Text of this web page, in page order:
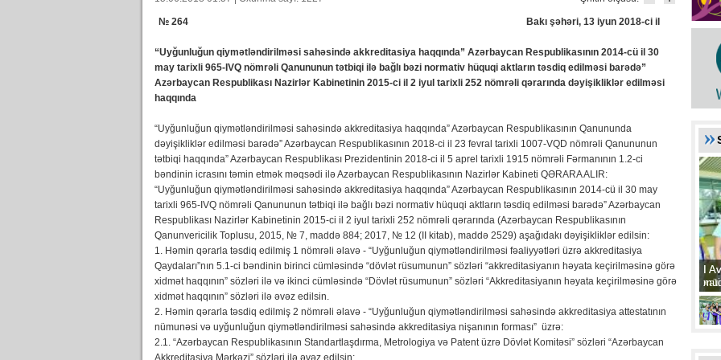
№ 264 Bakı şəhəri, 13 iyun 2018-ci il
“Uyğunluğun qiymətləndirilməsi sahəsində akkreditasiya haqqında” Azərbaycan Respublikasının 2014-cü il 30
may tarixli 965-IVQ nömrəli Qanununun tətbiqi ilə bağlı bəzi normativ hüquqi aktların təsdiq edilməsi barədə”
Azərbaycan Respublikası Nazirlər Kabinetinin 2015-ci il 2 iyul tarixli 252 nömrəli qərarında dəyişikliklər edilməsi
haqqında
“Uyğunluğun qiymətləndirilməsi sahəsində akkreditasiya haqqında” Azərbaycan Respublikasının Qanununda
dəyişikliklər edilməsi barədə” Azərbaycan Respublikasının 2018-ci il 23 fevral tarixli 1007-VQD nömrəli Qanununun
tətbiqi haqqında” Azərbaycan Respublikası Prezidentinin 2018-ci il 5 aprel tarixli 1915 nömrəli Fərmanının 1.2-ci
bəndinin icrasını təmin etmək məqsədi ilə Azərbaycan Respublikasının Nazirlər Kabineti QƏRARA ALIR:
“Uyğunluğun qiymətləndirilməsi sahəsində akkreditasiya haqqında” Azərbaycan Respublikasının 2014-cü il 30 may
tarixli 965-IVQ nömrəli Qanununun tətbiqi ilə bağlı bəzi normativ hüquqi aktların təsdiq edilməsi barədə” Azərbaycan
Respublikası Nazirlər Kabinetinin 2015-ci il 2 iyul tarixli 252 nömrəli qərarında (Azərbaycan Respublikasının
Qanunvericilik Toplusu, 2015, № 7, maddə 884; 2017, № 12 (II kitab), maddə 2529) aşağıdakı dəyişikliklər edilsin:
1. Həmin qərarla təsdiq edilmiş 1 nömrəli əlavə - “Uyğunluğun qiymətləndirilməsi fəaliyyətləri üzrə akkreditasiya
Qaydaları”nın 5.1-ci bəndinin birinci cümləsində “dövlət rüsumunun” sözləri “akkreditasiyanın həyata keçirilməsinə görə
xidmət haqqının” sözləri ilə və ikinci cümləsində “Dövlət rüsumunun” sözləri “Akkreditasiyanın həyata keçirilməsinə görə
xidmət haqqının” sözləri ilə əvəz edilsin.
2. Həmin qərarla təsdiq edilmiş 2 nömrəli əlavə - “Uyğunluğun qiymətləndirilməsi sahəsində akkreditasiya attestatının
nümunəsi və uyğunluğun qiymətləndirilməsi sahəsində akkreditasiya nişanının forması” üzrə:
2.1. “Azərbaycan Respublikasının Standartlaşdırma, Metrologiya və Patent üzrə Dövlət Komitəsi” sözləri “Azərbaycan
Akkreditasiya Mərkəzi” sözləri ilə əvəz edilsin;
II